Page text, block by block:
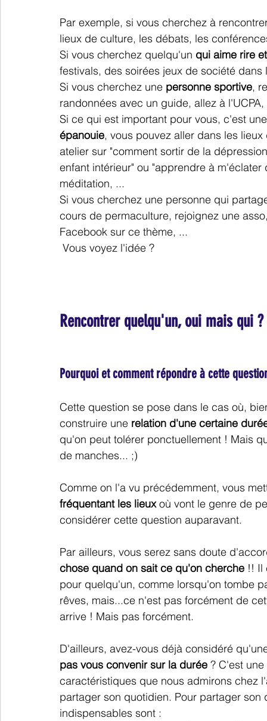
Par exemple, si vous cherchez à
lieux de culture, les débats, les
Si vous cherchez quelqu'un qui aime rire
festivals, des soirées jeux de société dans
Si vous cherchez une personne sportive,
randonnées avec un guide, allez à
Si ce qui est important pour vous, c'est
épanouie, vous pouvez aller dans les
atelier sur "comment sortir de la
enfant intérieur" ou "apprendre à
méditation, ...
Si vous cherchez une personne qui
cours de permaculture, rejoignez une
Facebook sur ce thème, ...
Vous voyez l'idée ?
Rencontrer quelqu'un, oui mais qui ?
Pourquoi et comment répondre à cette
Cette question se pose dans le cas où,
construire une relation d'une certaine
qu'on peut tolérer ponctuellement ! Mais
de manches... ;)
Comme on l'a vu précédemment, vous
fréquentant les lieux où vont le genre de
considérer cette question auparavant.
Par ailleurs, vous serez sans doute
chose quand on sait ce qu'on cherche !! Il
pour quelqu'un, comme lorsqu'on tombe
rêves, mais...ce n'est pas forcément de
arrive ! Mais pas forcément.
D'ailleurs, avez-vous déjà considéré
pas vous convenir sur la durée ? C'est
caractéristiques que nous admirons chez
partager son quotidien. Pour partager
indispensables sont :